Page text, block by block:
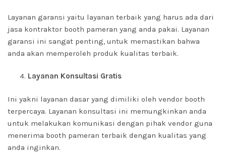
Layanan garansi yaitu layanan terbaik yang harus ada dari
jasa kontraktor booth pameran yang anda pakai. Layanan
garansi ini sangat penting, untuk memastikan bahwa
anda akan memperoleh produk kualitas terbaik.
Layanan Konsultasi Gratis
Ini yakni layanan dasar yang dimiliki oleh vendor booth
terpercaya. Layanan konsultasi ini memungkinkan anda
untuk melakukan komunikasi dengan pihak vendor guna
menerima booth pameran terbaik dengan kualitas yang
anda inginkan.